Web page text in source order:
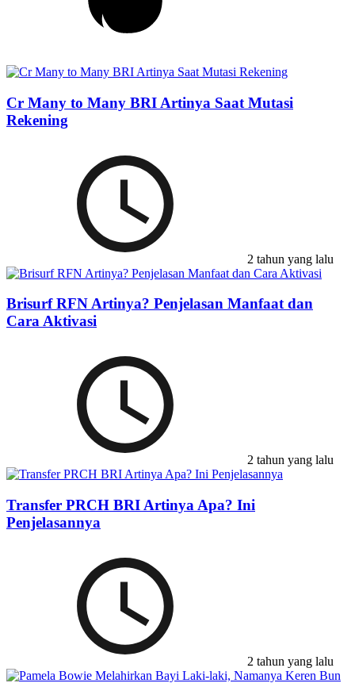
Cr Many to Many BRI Artinya Saat Mutasi
Rekening
2 tahun yang lalu
Brisurf RFN Artinya? Penjelasan Manfaat dan
Cara Aktivasi
2 tahun yang lalu
Transfer PRCH BRI Artinya Apa? Ini
Penjelasannya
2 tahun yang lalu